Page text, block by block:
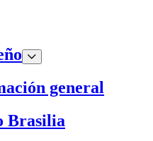
general
Brasilia